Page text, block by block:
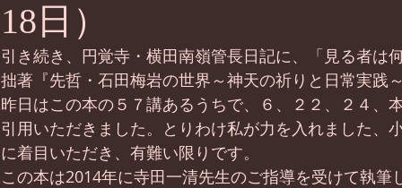
18日）
引き続き、円覚寺・横田南嶺管長日記に、「見る者は
拙著『先哲・石田梅岩の世界～神天の祈りと日常実践
昨日はこの本の５７講あるうちで、６、２２、２４、
引用いただきました。とりわけ私が力を入れました、
に着目いただき、有難い限りです。
この本は2014年に寺田一清先生のご指導を受けて執